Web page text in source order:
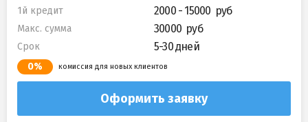
1й кредит 2000 - 15000
Макс. сумма 30000
Срок 5-30 дней
0% комиссия для новых клиентов
Оформить заявку